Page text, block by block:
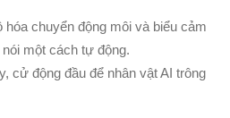
hóa chuyển động môi và biểu cảm
một cách tự động.
cử động đầu để nhân vật AI trông